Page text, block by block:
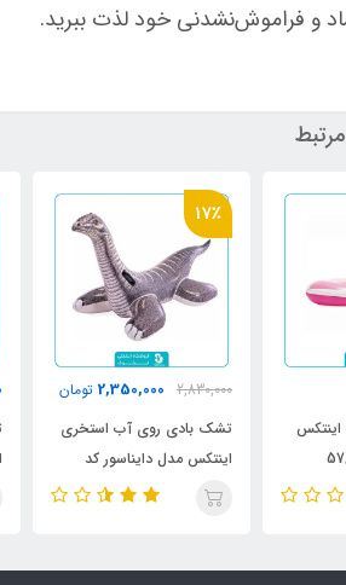
و فراموش‌نشدنی خود لذت ببرید.
کد
3,950,000
تومان
تشک بادی روی آب استخری
اینتکس کد 58728